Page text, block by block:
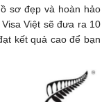
sơ đẹp và hoàn hảo
Việt sẽ đưa ra 10
kết quả cao để bạn